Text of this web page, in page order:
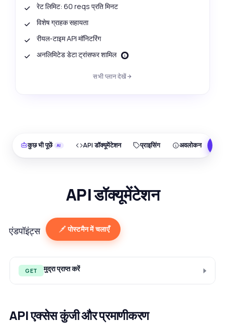
रेट लिमिट: 60 reqs प्रति मिनट
विशेष ग्राहक सहायता
रीयल-टाइम API मॉनिटरिंग
अनलिमिटेड डेटा ट्रांसफर शामिल
सभी प्लान देखें
कुछ भी पूछें API डॉक्यूमेंटेशन प्राइसिंग अवलोकन
API डॉक्यूमेंटेशन
एंडपॉइंट्स पोस्टमैन में चलाएँ
GET मुद्रा प्राप्त करें
API एक्सेस कुंजी और प्रमाणीकरण